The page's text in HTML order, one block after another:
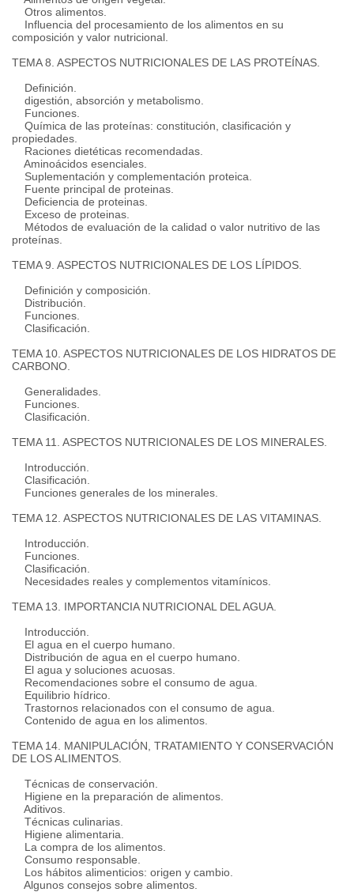
Otros alimentos.
Influencia del procesamiento de los alimentos en su
composición y valor nutricional.
TEMA 8. ASPECTOS NUTRICIONALES DE LAS PROTEÍNAS.
Definición.
digestión, absorción y metabolismo.
Funciones.
Química de las proteínas: constitución, clasificación y
propiedades.
Raciones dietéticas recomendadas.
Aminoácidos esenciales.
Suplementación y complementación proteica.
Fuente principal de proteinas.
Deficiencia de proteinas.
Exceso de proteinas.
Métodos de evaluación de la calidad o valor nutritivo de las
proteínas.
TEMA 9. ASPECTOS NUTRICIONALES DE LOS LÍPIDOS.
Definición y composición.
Distribución.
Funciones.
Clasificación.
TEMA 10. ASPECTOS NUTRICIONALES DE LOS HIDRATOS DE
CARBONO.
Generalidades.
Funciones.
Clasificación.
TEMA 11. ASPECTOS NUTRICIONALES DE LOS MINERALES.
Introducción.
Clasificación.
Funciones generales de los minerales.
TEMA 12. ASPECTOS NUTRICIONALES DE LAS VITAMINAS.
Introducción.
Funciones.
Clasificación.
Necesidades reales y complementos vitamínicos.
TEMA 13. IMPORTANCIA NUTRICIONAL DEL AGUA.
Introducción.
El agua en el cuerpo humano.
Distribución de agua en el cuerpo humano.
El agua y soluciones acuosas.
Recomendaciones sobre el consumo de agua.
Equilibrio hídrico.
Trastornos relacionados con el consumo de agua.
Contenido de agua en los alimentos.
TEMA 14. MANIPULACIÓN, TRATAMIENTO Y CONSERVACIÓN
DE LOS ALIMENTOS.
Técnicas de conservación.
Higiene en la preparación de alimentos.
Aditivos.
Técnicas culinarias.
Higiene alimentaria.
La compra de los alimentos.
Consumo responsable.
Los hábitos alimenticios: origen y cambio.
Algunos consejos sobre alimentos.